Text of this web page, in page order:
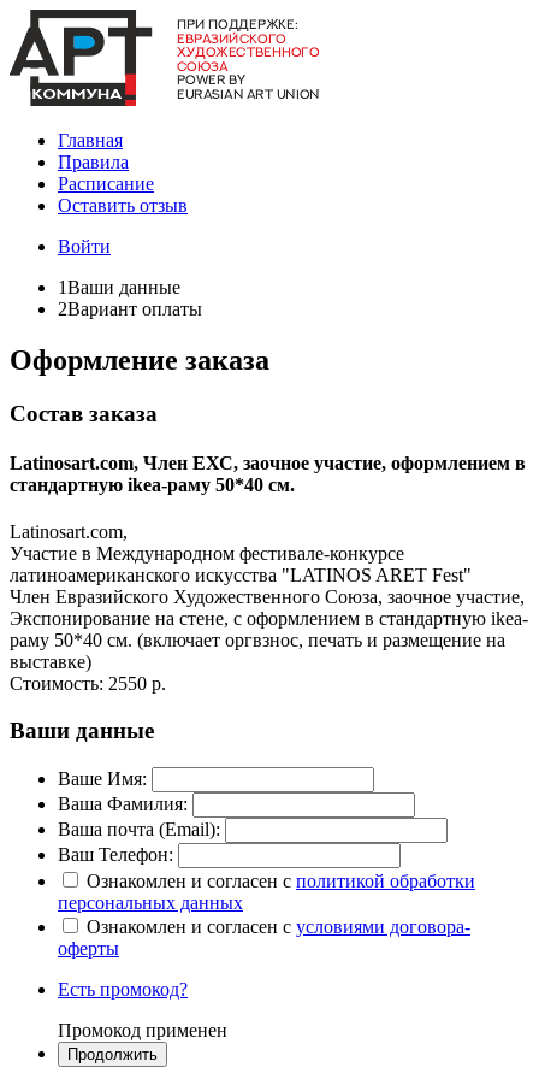
Главная
Правила
Расписание
Оставить отзыв
Войти
1Ваши данные
2Вариант оплаты
Оформление заказа
Состав заказа
Latinosart.com, Член ЕХС, заочное участие, оформлением в
стандартную ikea-раму 50*40 см.
Latinosart.com,
Участие в Международном фестивале-конкурсе
латиноамериканского искусства "LATINOS ARET Fest"
Член Евразийского Художественного Союза, заочное участие,
Экспонирование на стене, с оформлением в стандартную ikea-
раму 50*40 см. (включает оргвзнос, печать и размещение на
выставке)
Стоимость: 2550 р.
Ваши данные
Ваше Имя:
Ваша Фамилия:
Ваша почта (Email):
Ваш Телефон:
Ознакомлен и согласен с политикой обработки
персональных данных
Ознакомлен и согласен с условиями договора-
оферты
Есть промокод?
Промокод применен